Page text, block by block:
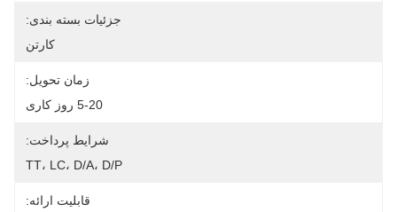
جزئیات بسته بندی:
کارتن
زمان تحویل:
5-20 روز کاری
شرایط پرداخت:
TT، LC، D/A، D/P
قابلیت ارائه: